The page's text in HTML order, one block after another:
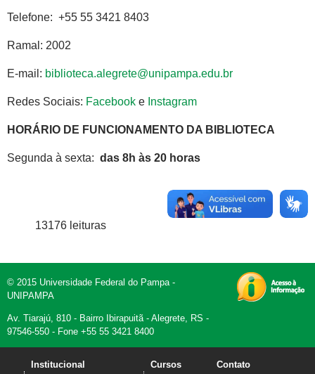
Telefone: +55 55 3421 8403
Ramal: 2002
E-mail: biblioteca.alegrete@unipampa.edu.br
Redes Sociais: Facebook e Instagram
HORÁRIO DE FUNCIONAMENTO DA BIBLIOTECA
Segunda à sexta: das 8h às 20 horas
13176 leituras
© 2015 Universidade Federal do Pampa -
UNIPAMPA
Av. Tiarajú, 810 - Bairro Ibirapuitã - Alegrete, RS -
97546-550 - Fone +55 55 3421 8400
Institucional Cursos Contato